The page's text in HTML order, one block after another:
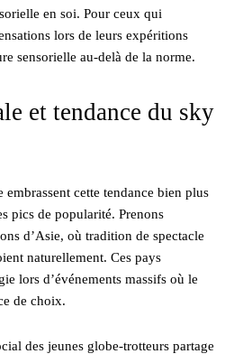
en soi. Pour ceux qui
lors de leurs expéritions
sensorielle au-delà de la norme.
et tendance du sky
cette tendance bien plus
pics de popularité. Prenons
d’Asie, où tradition de spectacle
naturellement. Ces pays
lors d’événements massifs où le
de choix.
des jeunes globe-trotteurs partage